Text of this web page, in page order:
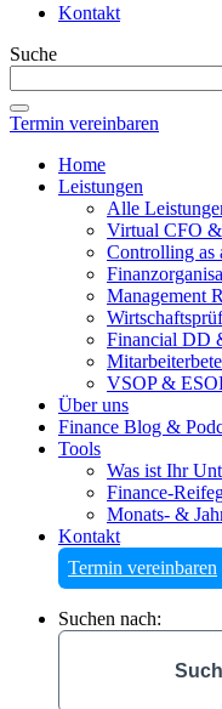
Kontakt
Suche
Termin vereinbaren
Home
Leistungen
Alle
Virtual CFO
Controlling as
Management
Financial DD
VSOP &
Über uns
Finance Blog &
Tools
Was ist Ihr
Finance-
Monats- &
Kontakt
Termin vereinbaren
Suchen nach: